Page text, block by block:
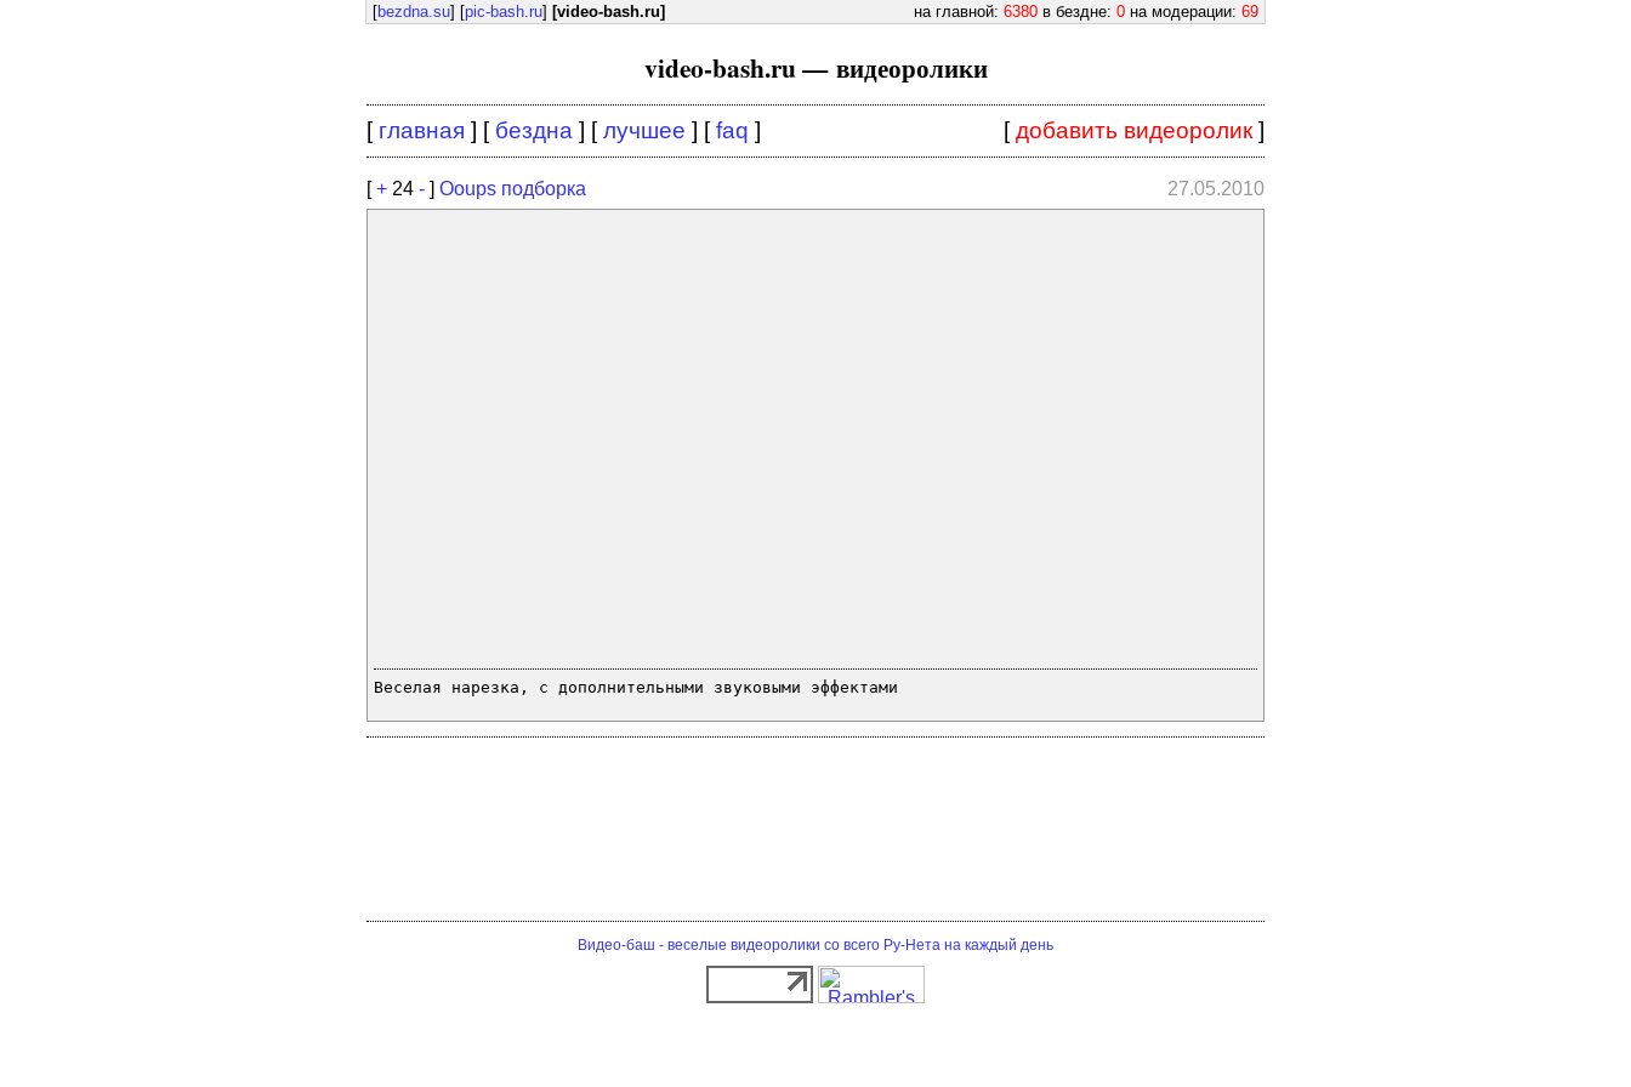
[bezdna.su] [pic-bash.ru] [video-bash.ru] на главной: 6380 в бездне: 0 на модерации: 69
video-bash.ru — видеоролики
[ главная ] [ бездна ] [лучшее ] [faq ] [добавить видеоролик ]
[+ 24 - ] Ooups подборка 27.05.2010
Веселая нарезка, с дополнительными звуковыми эффектами
Видео-баш - веселые видеоролики со всего Ру-Нета на каждый день